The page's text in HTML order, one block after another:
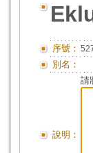
序號：
別名：
說明：
請